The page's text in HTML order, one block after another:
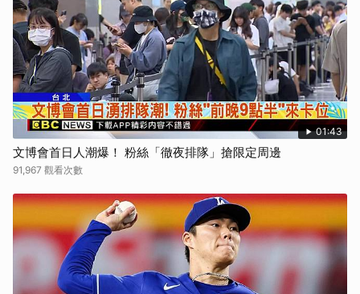
01:43
文博會首日人潮爆！ 粉絲「徹夜排隊」搶限定周邊
91,967 觀看次數